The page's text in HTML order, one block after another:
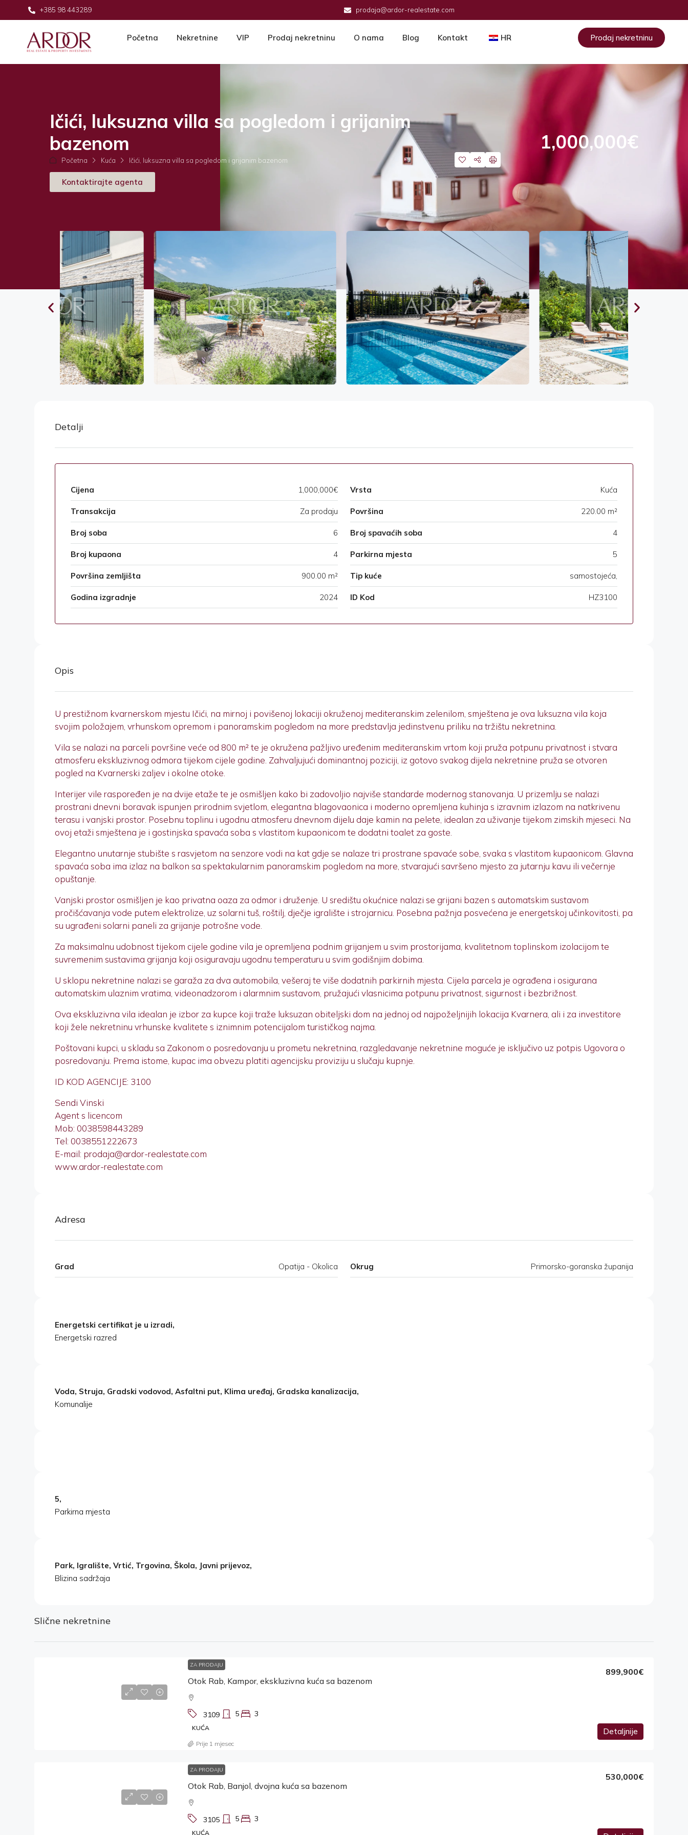
+385 98 443289 prodaja@ardor-realestate.com
Početna Nekretnine VIP Prodaj nekretninu O nama Blog Kontakt HR Prodaj nekretninu
Ičići, luksuzna villa sa pogledom i grijanim
bazenom
Početna Kuća Ičići, luksuzna villa sa pogledom i grijanim bazenom
Kontaktirajte agenta
1,000,000€
Detalji
Cijena 1,000,000€ Vrsta Kuća
Transakcija Za prodaju Površina 220.00 m²
Broj soba 6 Broj spavaćih soba 4
Broj kupaona 4 Parkirna mjesta 5
Površina zemljišta 900.00 m² Tip kuće samostojeća,
Godina izgradnje 2024 ID Kod HZ3100
Opis
U prestižnom kvarnerskom mjestu Ičići, na mirnoj i povišenoj lokaciji okruženoj mediteranskim zelenilom, smještena je ova luksuzna vila koja
svojim položajem, vrhunskom opremom i panoramskim pogledom na more predstavlja jedinstvenu priliku na tržištu nekretnina.
Vila se nalazi na parceli površine veće od 800 m² te je okružena pažljivo uređenim mediteranskim vrtom koji pruža potpunu privatnost i stvara
atmosferu ekskluzivnog odmora tijekom cijele godine. Zahvaljujući dominantnoj poziciji, iz gotovo svakog dijela nekretnine pruža se otvoren
pogled na Kvarnerski zaljev i okolne otoke.
Interijer vile raspoređen je na dvije etaže te je osmišljen kako bi zadovoljio najviše standarde modernog stanovanja. U prizemlju se nalazi
prostrani dnevni boravak ispunjen prirodnim svjetlom, elegantna blagovaonica i moderno opremljena kuhinja s izravnim izlazom na natkrivenu
terasu i vanjski prostor. Posebnu toplinu i ugodnu atmosferu dnevnom dijelu daje kamin na pelete, idealan za uživanje tijekom zimskih mjeseci. Na
ovoj etaži smještena je i gostinjska spavaća soba s vlastitom kupaonicom te dodatni toalet za goste.
Elegantno unutarnje stubište s rasvjetom na senzore vodi na kat gdje se nalaze tri prostrane spavaće sobe, svaka s vlastitom kupaonicom. Glavna
spavaća soba ima izlaz na balkon sa spektakularnim panoramskim pogledom na more, stvarajući savršeno mjesto za jutarnju kavu ili večernje
opuštanje.
Vanjski prostor osmišljen je kao privatna oaza za odmor i druženje. U središtu okućnice nalazi se grijani bazen s automatskim sustavom
pročišćavanja vode putem elektrolize, uz solarni tuš, roštilj, dječje igralište i strojarnicu. Posebna pažnja posvećena je energetskoj učinkovitosti, pa
su ugrađeni solarni paneli za grijanje potrošne vode.
Za maksimalnu udobnost tijekom cijele godine vila je opremljena podnim grijanjem u svim prostorijama, kvalitetnom toplinskom izolacijom te
suvremenim sustavima grijanja koji osiguravaju ugodnu temperaturu u svim godišnjim dobima.
U sklopu nekretnine nalazi se garaža za dva automobila, vešeraj te više dodatnih parkirnih mjesta. Cijela parcela je ograđena i osigurana
automatskim ulaznim vratima, videonadzorom i alarmnim sustavom, pružajući vlasnicima potpunu privatnost, sigurnost i bezbrižnost.
Ova ekskluzivna vila idealan je izbor za kupce koji traže luksuzan obiteljski dom na jednoj od najpoželjnijih lokacija Kvarnera, ali i za investitore
koji žele nekretninu vrhunske kvalitete s iznimnim potencijalom turističkog najma.
Poštovani kupci, u skladu sa Zakonom o posredovanju u prometu nekretnina, razgledavanje nekretnine moguće je isključivo uz potpis Ugovora o
posredovanju. Prema istome, kupac ima obvezu platiti agencijsku proviziju u slučaju kupnje.
ID KOD AGENCIJE: 3100
Sendi Vinski
Agent s licencom
Mob: 0038598443289
Tel: 0038551222673
E-mail: prodaja@ardor-realestate.com
www.ardor-realestate.com
Adresa
Grad Opatija - Okolica Okrug Primorsko-goranska županija
Energetski certifikat je u izradi,
Energetski razred
Voda, Struja, Gradski vodovod, Asfaltni put, Klima uređaj, Gradska kanalizacija,
Komunalije
5,
Parkirna mjesta
Park, Igralište, Vrtić, Trgovina, Škola, Javni prijevoz,
Blizina sadržaja
Slične nekretnine
ZA PRODAJU
Otok Rab, Kampor, ekskluzivna kuća sa bazenom
899,900€
3109 5 3
KUĆA Detaljnije
Prije 1 mjesec
ZA PRODAJU
Otok Rab, Banjol, dvojna kuća sa bazenom
530,000€
3105 5 3
KUĆA